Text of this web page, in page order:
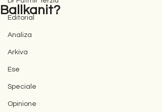
Editorial
Analiza
Arkiva
Ese
Speciale
Opinione
Ballkanit?